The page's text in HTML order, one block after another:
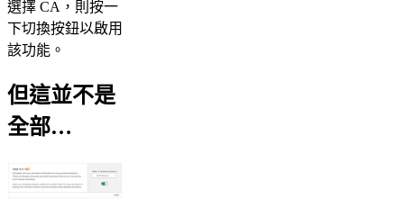
選擇 CA，則按一
下切換按鈕以啟用
該功能。
但這並不是
全部…